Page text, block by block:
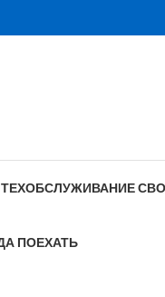
ТЕХОБСЛУЖИВАНИЕ
ПОЕХАТЬ